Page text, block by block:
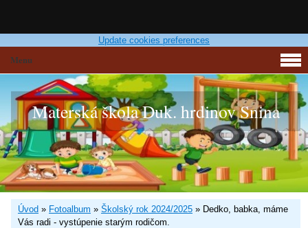
Update cookies preferences
Materská škola Duk. hrdinov Snina
Úvod » Fotoalbum » Školský rok 2024/2025 » Dedko, babka, máme
Vás radi - vystúpenie starým rodičom.
Menu